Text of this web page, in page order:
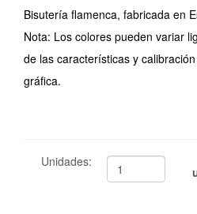
Bisutería flamenca, fabricada en
Nota: Los colores pueden variar
de las características y
gráfica.
Unidades: